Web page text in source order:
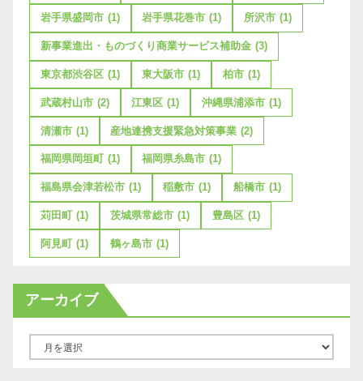
岩手県盛岡市 (1) 岩手県花巻市 (1) 所沢市 (1)
新事業進出・ものづくり商業サービス補助金 (3)
東京都渋谷区 (1) 東大阪市 (1) 柏市 (1)
武蔵村山市 (2) 江東区 (1) 沖縄県浦添市 (1)
清瀬市 (1) 産地連携支援緊急対策事業 (2)
福岡県岡垣町 (1) 福岡県糸島市 (1)
福島県会津若松市 (1) 稲敷市 (1) 船橋市 (1)
苅田町 (1) 茨城県常総市 (1) 豊島区 (1)
阿見町 (1) 鶴ヶ島市 (1)
アーカイブ